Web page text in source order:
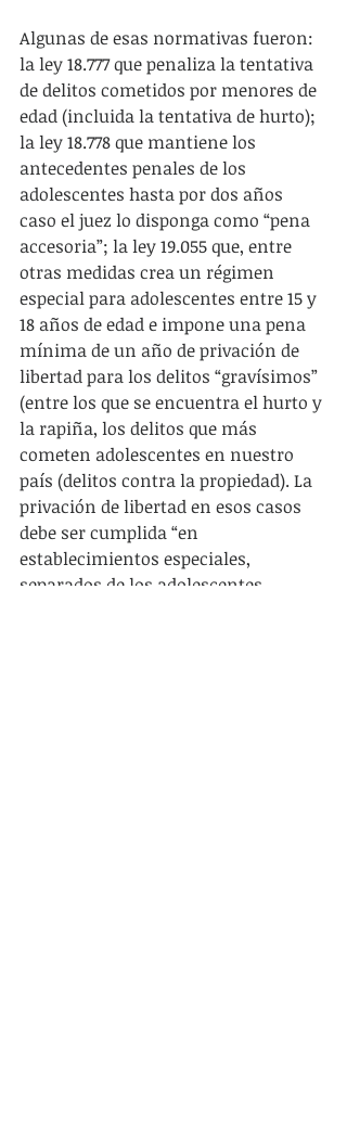
Algunas de esas normativas fueron:
la ley 18.777 que penaliza la tentativa
de delitos cometidos por menores de
edad (incluida la tentativa de hurto);
la ley 18.778 que mantiene los
antecedentes penales de los
adolescentes hasta por dos años
caso el juez lo disponga como “pena
accesoria”; la ley 19.055 que, entre
otras medidas crea un régimen
especial para adolescentes entre 15 y
18 años de edad e impone una pena
mínima de un año de privación de
libertad para los delitos “gravísimos”
(entre los que se encuentra el hurto y
la rapiña, los delitos que más
cometen adolescentes en nuestro
país (delitos contra la propiedad). La
privación de libertad en esos casos
debe ser cumplida “en
establecimientos especiales,
separados de los adolescentes